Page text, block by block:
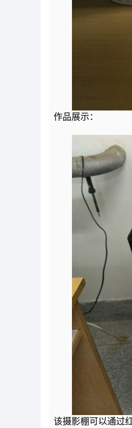
作品展示：
该摄影棚可以通过